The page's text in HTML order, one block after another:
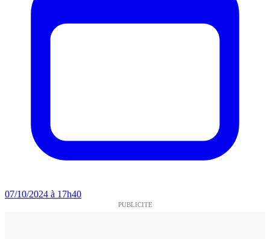
07/10/2024 à 17h40